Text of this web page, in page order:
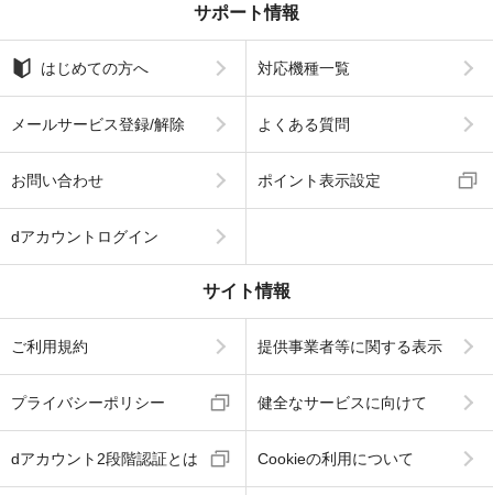
サポート情報
はじめての方へ 対応機種一覧
メールサービス登録/解除 よくある質問
お問い合わせ ポイント表示設定
dアカウントログイン
サイト情報
ご利用規約 提供事業者等に関する表示
プライバシーポリシー 健全なサービスに向けて
dアカウント2段階認証とは Cookieの利用について